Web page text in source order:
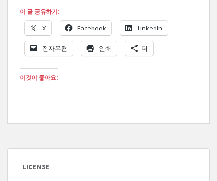
이 글 공유하기:
X Facebook LinkedIn
전자우편 인쇄 더
이것이 좋아요:
LICENSE